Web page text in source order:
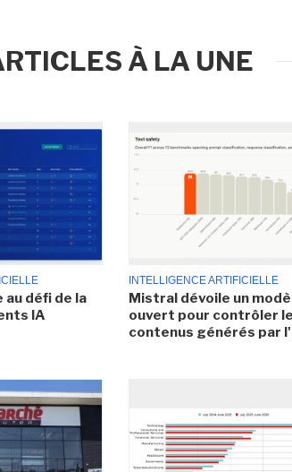
À LA UNE
défi de la
IA
INTELLIGENCE ARTIFICIELLE
Mistral dévoile un
ouvert pour contrôler
contenus générés par